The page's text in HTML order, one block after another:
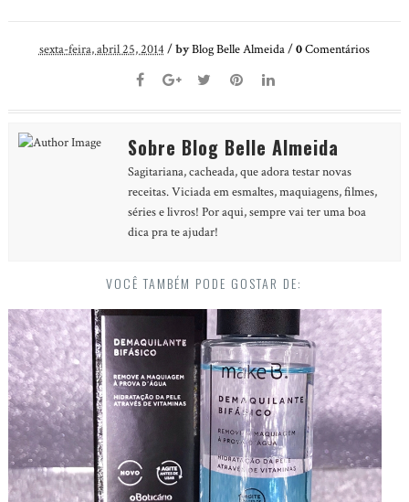
sexta-feira, abril 25, 2014 /byBlog Belle Almeida/0Comentários
Sobre Blog Belle Almeida
Sagitariana, cacheada, que adora testar novas
receitas. Viciada em esmaltes, maquiagens, filmes,
séries e livros! Por aqui, sempre vai ter uma boa
dica pra te ajudar!
VOCÊ TAMBÉM PODE GOSTAR DE: